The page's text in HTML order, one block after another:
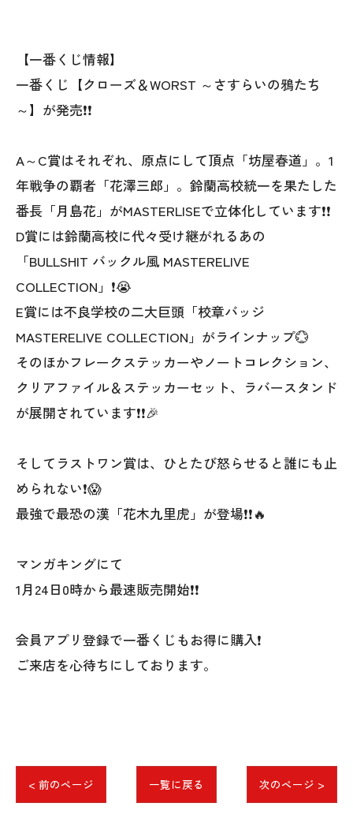
【一番くじ情報】
一番くじ【クローズ＆WORST ～さすらいの鴉たち
～】が発売❗❗
A～C賞はそれぞれ、原点にして頂点「坊屋春道」。1
年戦争の覇者「花澤三郎」。鈴蘭高校統一を果たした
番長「月島花」がMASTERLISEで立体化しています❗❗
D賞には鈴蘭高校に代々受け継がれるあの
「BULLSHIT バックル風 MASTERELIVE
COLLECTION」❗😭
E賞には不良学校の二大巨頭「校章バッジ
MASTERELIVE COLLECTION」がラインナップ💮
そのほかフレークステッカーやノートコレクション、
クリアファイル＆ステッカーセット、ラバースタンド
が展開されています❗❗🎉
そしてラストワン賞は、ひとたび怒らせると誰にも止
められない❗😱
最強で最恐の漢「花木九里虎」が登場❗❗🔥
マンガキングにて
1月24日0時から最速販売開始❗❗
会員アプリ登録で一番くじもお得に購入❗
ご来店を心待ちにしております。
< 前のページ 一覧に戻る 次のページ >